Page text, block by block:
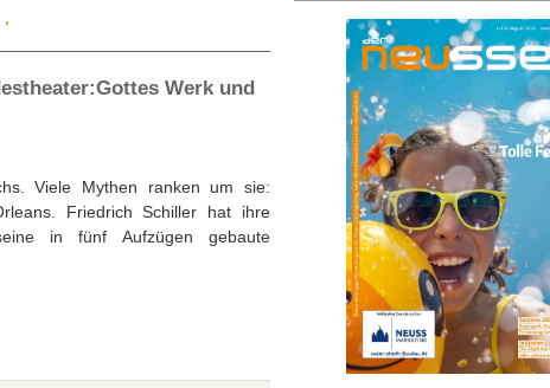
Werk und
Viele Mythen ranken um sie:
Friedrich Schiller hat ihre
in fünf Aufzügen gebaute